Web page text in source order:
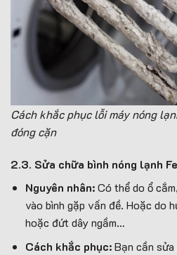
Cách khắc phục lỗi máy nóng
đóng cặn
2.3. Sửa chữa bình nóng lạnh
Nguyên nhân:Có thể do ổ
vào bình gặp vấn đề. Hoặc do
hoặc đứt dây ngầm…
Cách khắc phục:Bạn cần